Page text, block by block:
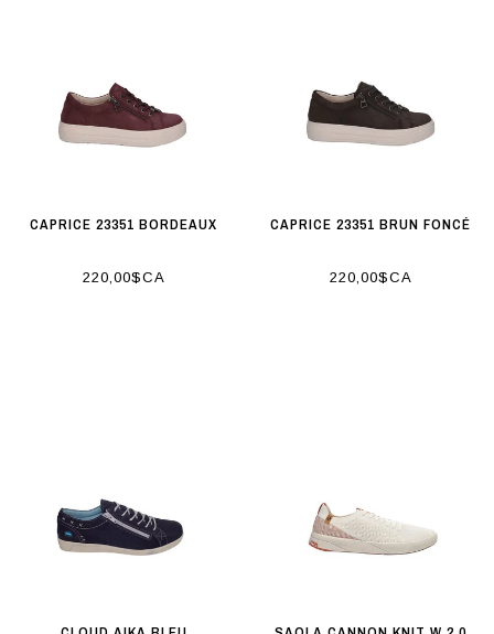
CAPRICE 23351 BORDEAUX
220,00$CA
CAPRICE 23351 BRUN FONCÉ
220,00$CA